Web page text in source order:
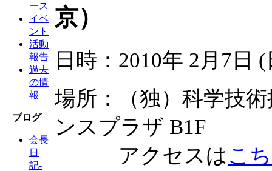
ース
イベ
ント
活動
報告
過去
の情
報
ブログ
会長
日
記-
京）
日時：2010年 2月7日
場所：（独）科学技
ンスプラザ B1F
アクセスはこ